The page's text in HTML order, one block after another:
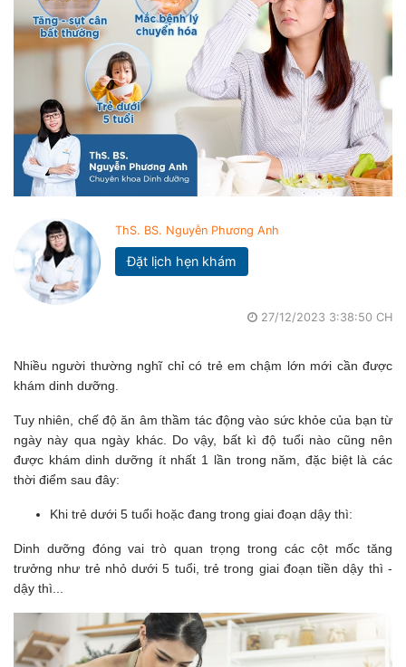
ThS. BS. Nguyễn Phương Anh
Đặt lịch hẹn khám
27/12/2023 3:38:50 CH
Nhiều người thường nghĩ chỉ có trẻ em chậm lớn mới cần được
khám dinh dưỡng.
Tuy nhiên, chế độ ăn âm thầm tác động vào sức khỏe của bạn từ
ngày này qua ngày khác. Do vậy, bất kì độ tuổi nào cũng nên
được khám dinh dưỡng ít nhất 1 lần trong năm, đặc biệt là các
thời điểm sau đây:
Khi trẻ dưới 5 tuổi hoặc đang trong giai đoạn dậy thì:
Dinh dưỡng đóng vai trò quan trọng trong các cột mốc tăng
trưởng như trẻ nhỏ dưới 5 tuổi, trẻ trong giai đoạn tiền dậy thì -
dậy thì...